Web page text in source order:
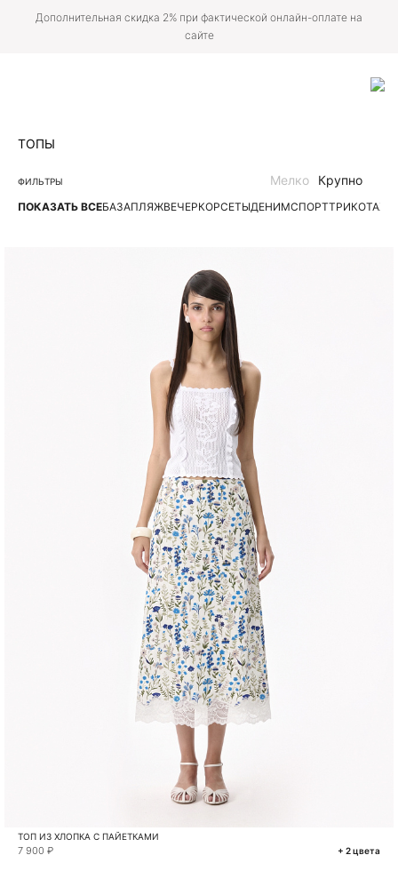
Дополнительная скидка 2% при фактической онлайн-оплате на
сайте
ТОПЫ
ФИЛЬТРЫ
ПОКАЗАТЬ ВСЕБАЗАПЛЯЖВЕЧЕРКОРСЕТЫДЕНИМСПОРТ
Мелко Крупно
ТОП ИЗ ХЛОПКА С ПАЙЕТКАМИ
7 900 ₽ + 2 цвета